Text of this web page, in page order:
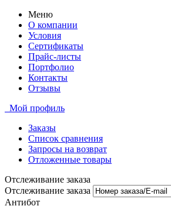
Меню
О компании
Условия
Сертификаты
Прайс-листы
Портфолио
Контакты
Отзывы
Мой профиль
Заказы
Список сравнения
Запросы на возврат
Отложенные товары
Отслеживание заказа
Отслеживание заказа
Антибот